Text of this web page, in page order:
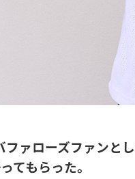
ファローズファンと
てもらった。